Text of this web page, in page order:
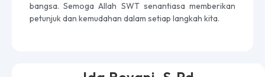
bangsa. Semoga Allah SWT senantiasa memberikan
petunjuk dan kemudahan dalam setiap langkah kita.